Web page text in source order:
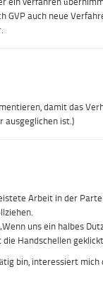
GVP auch neue
damit das
ausgeglichen ist.)
Arbeit in der
uns ein halbes
Handschellen
bin, interessiert